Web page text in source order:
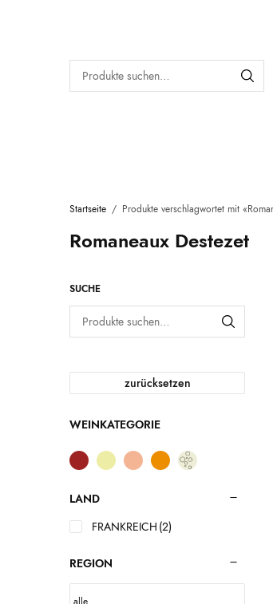
Startseite / Produkte verschlagwortet mit
Romaneaux Destezet
SUCHE
zurücksetzen
WEINKATEGORIE
LAND
FRANKREICH (2)
REGION